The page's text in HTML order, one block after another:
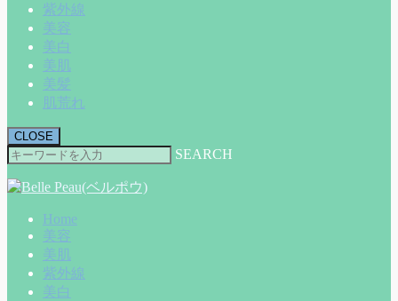
紫外線
美容
美白
美肌
美髪
肌荒れ
CLOSE
SEARCH
Home
美容
美肌
紫外線
美白